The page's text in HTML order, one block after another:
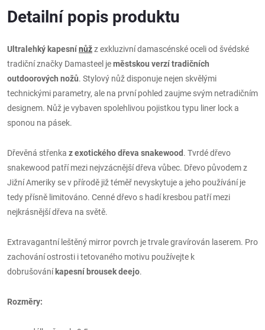
Detailní popis produktu
Ultralehký kapesnínůžz exkluzivní damascénské oceli od švédské
tradiční značky Damasteel jeměstskou verzí tradičních
outdoorových nožů. Stylový nůž disponuje nejen skvělými
technickými parametry, ale na první pohled zaujme svým netradičním
designem. Nůž je vybaven spolehlivou pojistkou typu liner lock a
sponou na pásek.
Dřevěná střenka z exotického dřeva snakewood . Tvrdé dřevo
snakewood patří mezi nejvzácnější dřeva vůbec. Dřevo původem z
Jižní Ameriky se v přírodě již téměř nevyskytuje a jeho používání je
tedy přísně limitováno. Cenné dřevo s hadí kresbou patří mezi
nejkrásnější dřeva na světě.
Extravagantní leštěný mirror povrch je trvale gravírován laserem. Pro
zachování ostrosti i tetovaného motivu používejte k
dobrušování kapesní brousek deejo.
Rozměry: